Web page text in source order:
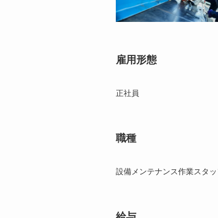
雇用形態
正社員
職種
設備メンテナンス作業スタ